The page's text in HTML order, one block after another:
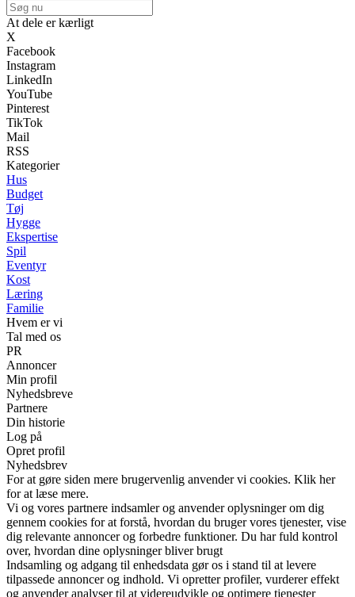
At dele er kærligt
X
Facebook
Instagram
LinkedIn
YouTube
Pinterest
TikTok
Mail
RSS
Kategorier
Hus
Budget
Tøj
Hygge
Ekspertise
Spil
Eventyr
Kost
Læring
Familie
Hvem er vi
Tal med os
PR
Annoncer
Min profil
Nyhedsbreve
Partnere
Din historie
Log på
Opret profil
Nyhedsbrev
For at gøre siden mere brugervenlig anvender vi cookies. Klik her
for at læse mere.
Vi og vores partnere indsamler og anvender oplysninger om dig
gennem cookies for at forstå, hvordan du bruger vores tjenester, vise
dig relevante annoncer og forbedre funktioner. Du har fuld kontrol
over, hvordan dine oplysninger bliver brugt
Indsamling og adgang til enhedsdata gør os i stand til at levere
tilpassede annoncer og indhold. Vi opretter profiler, vurderer effekt
og anvender analyser til at videreudvikle og optimere tjenester